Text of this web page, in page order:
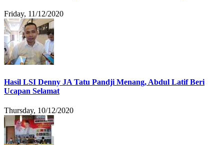
Friday, 11/12/2020
Hasil LSI Denny JA Tatu Pandji Menang, Abdul Latif Beri
Ucapan Selamat
Thursday, 10/12/2020